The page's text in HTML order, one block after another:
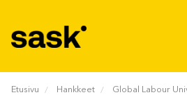
Etusivu Hankkeet
Global Labour